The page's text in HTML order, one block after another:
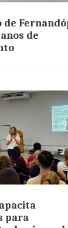
de
de
para